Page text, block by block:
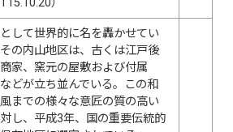
して世界的に名を轟かせてい
の内山地区は、古くは江戸後
家、窯元の屋敷および付属
どが立ち並んでいる。この和
までの様々な意匠の質の高い
し、平成3年、国の重要伝統的